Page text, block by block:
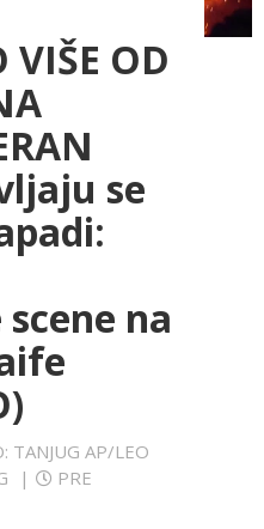
VIŠE OD
se
na
TANJUG AP/LEO
|
PRE